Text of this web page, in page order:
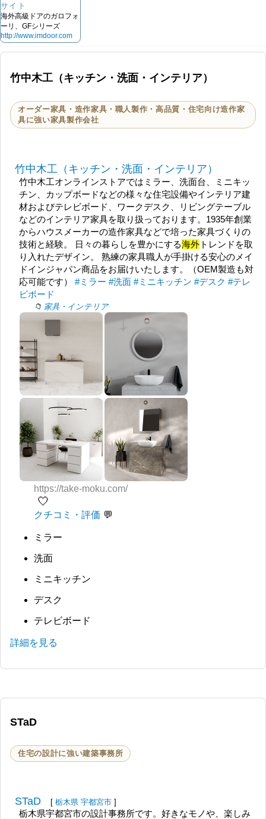
サイト
海外高級ドアのガロフォ
ーリ、GFシリーズ
http://www.imdoor.com
竹中木工（キッチン・洗面・インテリア）
オーダー家具・造作家具・職人製作・高品質・住宅向け造作家
具に強い家具製作会社
竹中木工（キッチン・洗面・インテリア）
竹中木工オンラインストアではミラー、洗面台、ミニキッ
チン、カップボードなどの様々な住宅設備やインテリア建
材およびテレビボード、ワークデスク、リビングテーブル
などのインテリア家具を取り扱っております。1935年創業
からハウスメーカーの造作家具などで培った家具づくりの
技術と経験。 日々の暮らしを豊かにする海外 トレンドを取
り入れたデザイン。 熟練の家具職人が手掛ける安心のメイ
ドインジャパン商品をお届けいたします。（OEM製造も対
応可能です）#ミラー #洗面 #ミニキッチン #デスク #テレ
ビボード
家具・インテリア
https://take-moku.com/
🤍
クチコミ・評価
ミラー
洗面
ミニキッチン
デスク
テレビボード
詳細を見る
STaD
住宅の設計に強い建築事務所
STaD [ 栃木県 宇都宮市 ]
栃木県宇都宮市の設計事務所です。好きなモノや、楽しみ